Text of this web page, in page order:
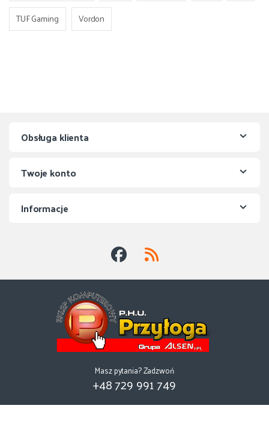
TUF Gaming
Vordon
Obsługa klienta
Twoje konto
Informacje
Masz pytania? Zadzwoń
+48 729 991 749